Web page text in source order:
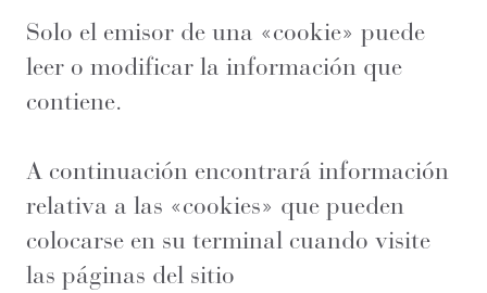
Solo el emisor de una «cookie» puede
leer o modificar la información que
contiene.
A continuación encontrará información
relativa a las «cookies» que pueden
colocarse en su terminal cuando visite
las páginas del sitio